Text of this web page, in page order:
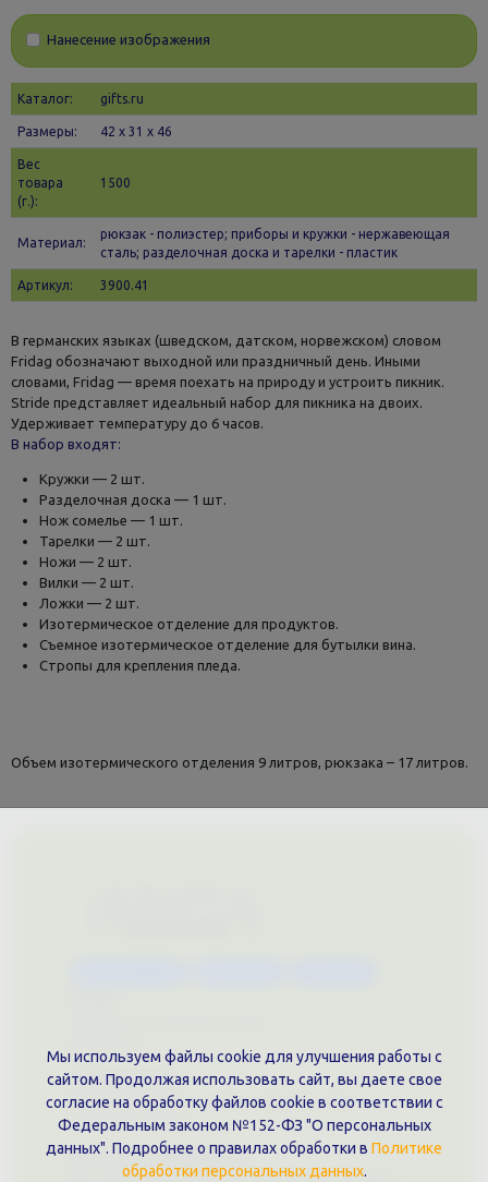
Нанесение изображения
Каталог: gifts.ru
Размеры: 42 х 31 x 46
Вес
товара
(г.):
1500
Материал:
рюкзак - полиэстер; приборы и кружки - нержавеющая
сталь; разделочная доска и тарелки - пластик
Артикул: 3900.41
В германских языках (шведском, датском, норвежском) словом
Fridag обозначают выходной или праздничный день. Иными
словами, Fridag — время поехать на природу и устроить пикник.
Stride представляет идеальный набор для пикника на двоих.
Удерживает температуру до 6 часов.
В набор входят:
Кружки — 2 шт.
Разделочная доска — 1 шт.
Нож сомелье — 1 шт.
Тарелки — 2 шт.
Ножи — 2 шт.
Вилки — 2 шт.
Ложки — 2 шт.
Изотермическое отделение для продуктов.
Съемное изотермическое отделение для бутылки вина.
Стропы для крепления пледа.
Объем изотермического отделения 9 литров, рюкзака – 17 литров.
Документы
Политика обработки персональных данных
Публичная оферта
Контакты филиала
г. Краснодар, ул. Шоссе Нефтяников, 28, оф. 51
Мы используем файлы cookie для улучшения работы с
сайтом. Продолжая использовать сайт, вы даете свое
согласие на обработку файлов cookie в соответствии с
Федеральным законом №152-ФЗ "О персональных
данных". Подробнее о правилах обработки в Политике
обработки персональных данных.